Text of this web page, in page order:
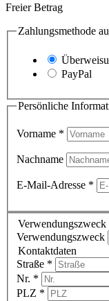
Freier Betrag
Zahlungsmethode
PayPal
Persönliche
Vorname *
Nachname
E-Mail-Adresse *
Verwendungszweck
Verwendungszweck
Kontaktdaten
Straße *
Nr. *
PLZ *